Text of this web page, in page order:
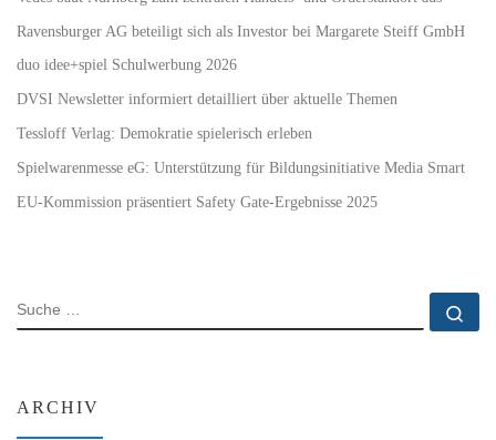
Ravensburger AG beteiligt sich als Investor bei Margarete Steiff GmbH
duo idee+spiel Schulwerbung 2026
DVSI Newsletter informiert detailliert über aktuelle Themen
Tessloff Verlag: Demokratie spielerisch erleben
Spielwarenmesse eG: Unterstützung für Bildungsinitiative Media Smart
EU-Kommission präsentiert Safety Gate-Ergebnisse 2025
SUCHE
ARCHIV